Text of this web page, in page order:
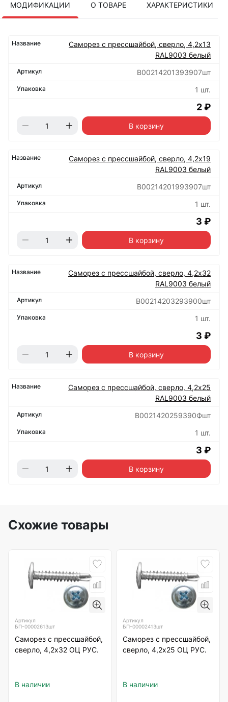
МОДИФИКАЦИИ О ТОВАРЕ ХАРАКТЕРИСТИКИ
Саморез с прессшайбой, сверло, 4,2х13
RAL9003 белый
B00214201393907шт
1 шт.
2 ₽
В корзину
Саморез с прессшайбой, сверло, 4,2х19
RAL9003 белый
B00214201993907шт
1 шт.
3 ₽
В корзину
Саморез с прессшайбой, сверло, 4,2х32
RAL9003 белый
B00214203293900шт
1 шт.
3 ₽
В корзину
Саморез с прессшайбой, сверло, 4,2х25
RAL9003 белый
B0021420259390Фшт
1 шт.
3 ₽
В корзину
Схожие товары
Артикул
БП-00002613шт
Саморез с прессшайбой,
сверло, 4,2х32 ОЦ РУС.
В наличии
Артикул
БП-00002413шт
Саморез с прессшайбой,
сверло, 4,2х25 ОЦ РУС.
В наличии